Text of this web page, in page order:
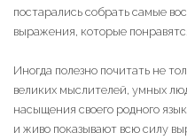
постарались собрать самые
выражения, которые
Иногда полезно почитать не
великих мыслителей, умных
насыщения своего родного
и живо показывают всю силу